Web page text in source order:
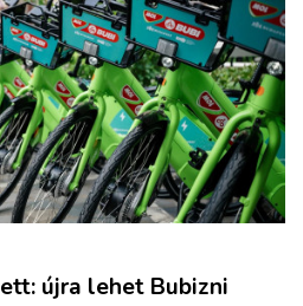
újra lehet Bubizni